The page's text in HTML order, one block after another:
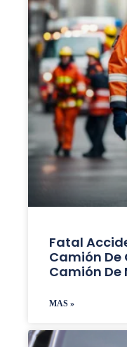
Fatal
Camión De
Camión De
MAS »